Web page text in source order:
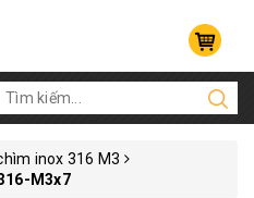
inox 316 M3
M3x7